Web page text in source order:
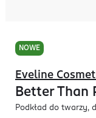
NOWE
Eveline
Better Than
Podkład do twarzy,